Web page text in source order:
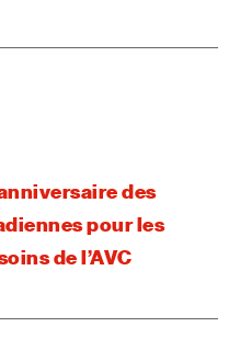
des
pour les
de l’AVC